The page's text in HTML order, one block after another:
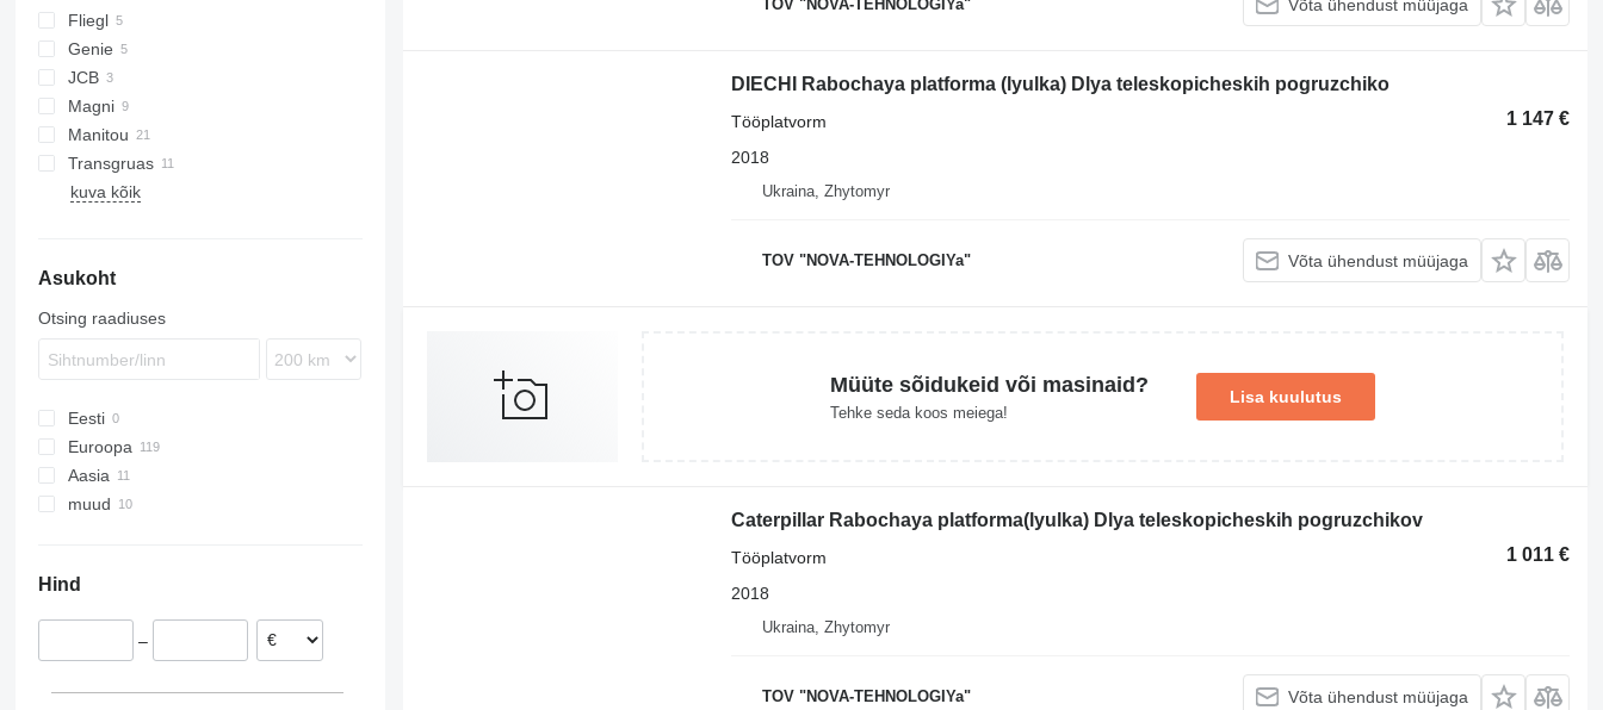
Fliegl
Genie
JCB
450
Magni
RTH
Manitou
ML
MRT
371
Transgruas
kuva kõik
Asukoht
Otsing raadiuses
Eesti
Euroopa
Saksamaa
Hispaania
Itaalia
Belgia
Aasia
Hiina
muud
Hind
–
TOV "NOVA-TEHNOLOGIYa" Võta ühendust müüjaga
DIECHI Rabochaya platforma (lyulka) Dlya teleskopicheskih pogruzchiko
1 147 €
Tööplatvorm
2018
Ukraina, Zhytomyr
TOV "NOVA-TEHNOLOGIYa" Võta ühendust müüjaga
Müüte sõidukeid või masinaid?
Tehke seda koos meiega!
Lisa kuulutus
Caterpillar Rabochaya platforma(lyulka) Dlya teleskopicheskih pogruzchikov
1 011 €
Tööplatvorm
2018
Ukraina, Zhytomyr
TOV "NOVA-TEHNOLOGIYa" Võta ühendust müüjaga